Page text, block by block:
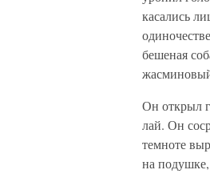
касались
бешеная
Он открыл
лай. Он
темноте
на